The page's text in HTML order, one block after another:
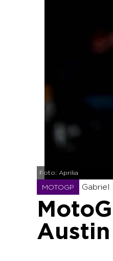
Foto: Aprilia
MOTOGP Gabriel